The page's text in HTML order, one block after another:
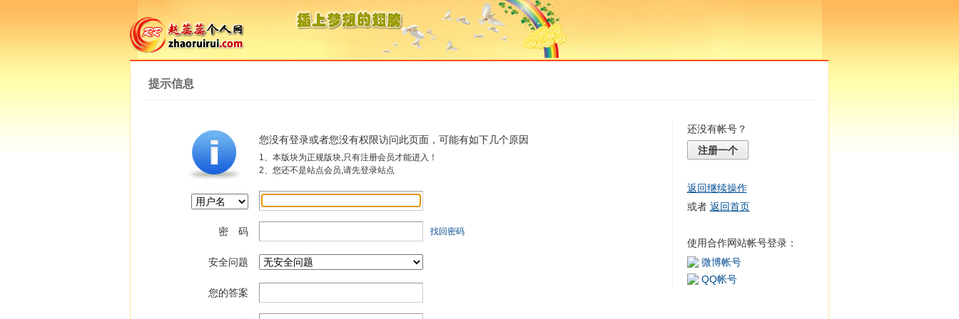
提示信息
您没有登录或者您没有权限访问此页面，可能有如下几个原因
1、本版块为正规版块,只有注册会员才能进入！
2、您还不是站点会员,请先登录站点
密 码 找回密码
安全问题
您的答案
还没有帐号？
注册一个
返回继续操作
或者 返回首页
使用合作网站帐号登录：
微博帐号
QQ帐号